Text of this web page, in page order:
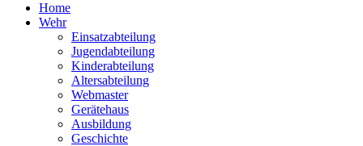
Home
Wehr
Einsatzabteilung
Jugendabteilung
Kinderabteilung
Altersabteilung
Webmaster
Gerätehaus
Ausbildung
Geschichte